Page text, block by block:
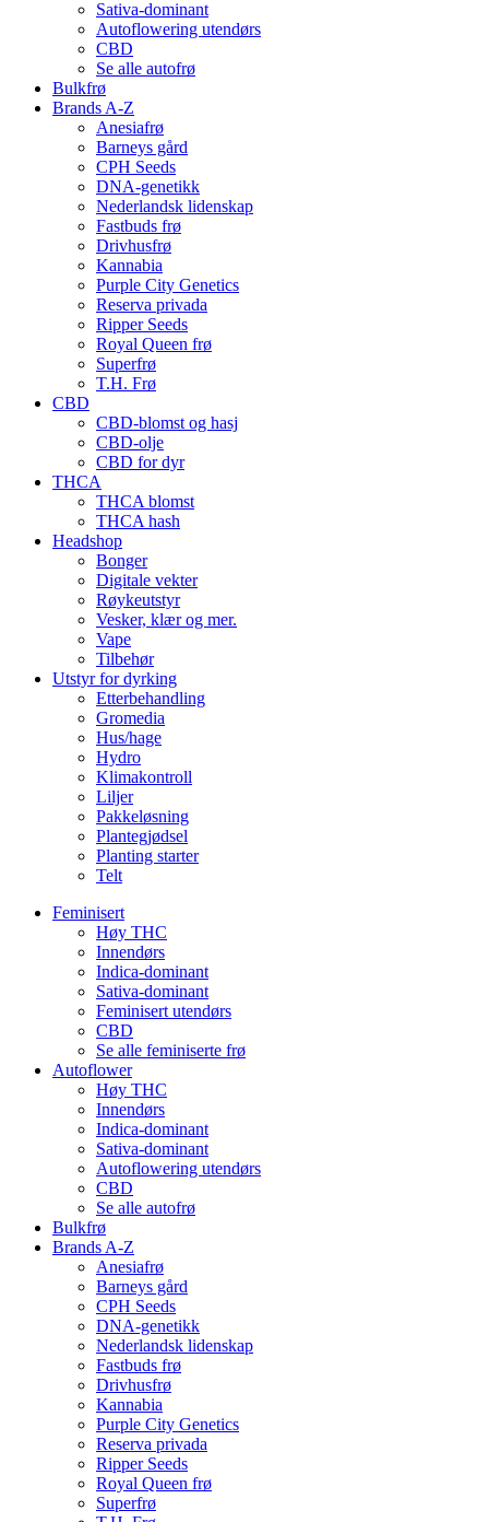
Sativa-dominant
Autoflowering utendørs
CBD
Se alle autofrø
Bulkfrø
Brands A-Z
Anesiafrø
Barneys gård
CPH Seeds
DNA-genetikk
Nederlandsk lidenskap
Fastbuds frø
Drivhusfrø
Kannabia
Purple City Genetics
Reserva privada
Ripper Seeds
Royal Queen frø
Superfrø
T.H. Frø
CBD
CBD-blomst og hasj
CBD-olje
CBD for dyr
THCA
THCA blomst
THCA hash
Headshop
Bonger
Digitale vekter
Røykeutstyr
Vesker, klær og mer.
Vape
Tilbehør
Utstyr for dyrking
Etterbehandling
Gromedia
Hus/hage
Hydro
Klimakontroll
Liljer
Pakkeløsning
Plantegjødsel
Planting starter
Telt
Feminisert
Høy THC
Innendørs
Indica-dominant
Sativa-dominant
Feminisert utendørs
CBD
Se alle feminiserte frø
Autoflower
Høy THC
Innendørs
Indica-dominant
Sativa-dominant
Autoflowering utendørs
CBD
Se alle autofrø
Bulkfrø
Brands A-Z
Anesiafrø
Barneys gård
CPH Seeds
DNA-genetikk
Nederlandsk lidenskap
Fastbuds frø
Drivhusfrø
Kannabia
Purple City Genetics
Reserva privada
Ripper Seeds
Royal Queen frø
Superfrø